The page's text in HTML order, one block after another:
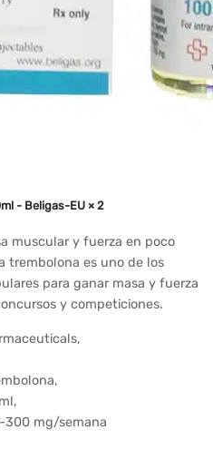
- Beligas-EU × 2
muscular y fuerza en poco
trembolona es uno de los
para ganar masa y fuerza
y competiciones.
300 mg/semana